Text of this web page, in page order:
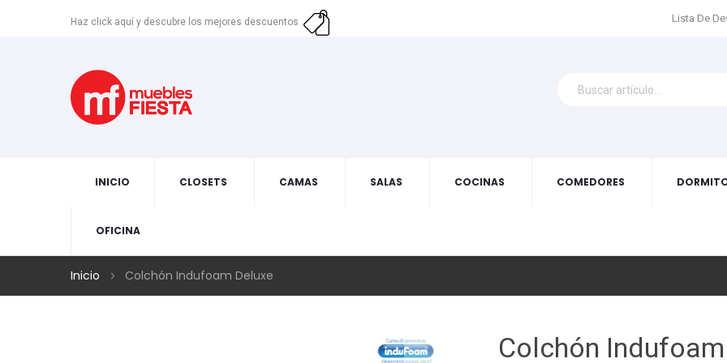
Haz click aquí y descubre los mejores descuentos Lista De
INICIO CLOSETS CAMAS SALAS COCINAS COMEDORES
OFICINA
Inicio Colchón Indufoam Deluxe
Colchón